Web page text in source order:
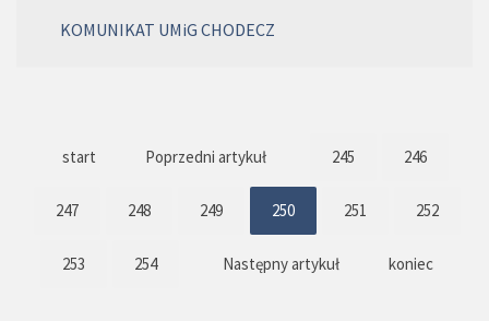
KOMUNIKAT UMiG CHODECZ
start Poprzedni artykuł 245 246
247 248 249 250 251 252
253 254 Następny artykuł koniec